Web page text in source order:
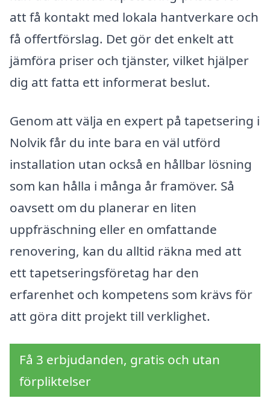
att få kontakt med lokala hantverkare och
få offertförslag. Det gör det enkelt att
jämföra priser och tjänster, vilket hjälper
dig att fatta ett informerat beslut.
Genom att välja en expert på tapetsering i
Nolvik får du inte bara en väl utförd
installation utan också en hållbar lösning
som kan hålla i många år framöver. Så
oavsett om du planerar en liten
uppfräschning eller en omfattande
renovering, kan du alltid räkna med att
ett tapetseringsföretag har den
erfarenhet och kompetens som krävs för
att göra ditt projekt till verklighet.
Få 3 erbjudanden, gratis och utan
förpliktelser